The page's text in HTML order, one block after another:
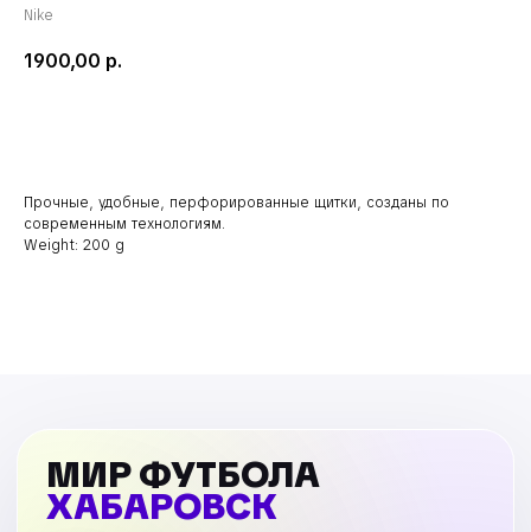
Nike
1900,00 р.
Прочные, удобные, перфорированные щитки, созданы по
современным технологиям.
Weight: 200 g
МИР ФУТБОЛА
ХАБАРОВСК